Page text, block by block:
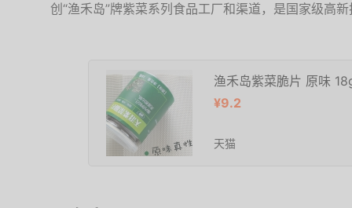
创“渔禾岛”牌紫菜系列食品工厂和渠道，是国家级高
渔禾岛紫菜脆片 原味
¥9.2
天猫